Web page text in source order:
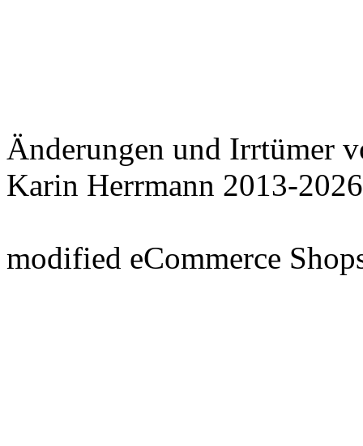
Änderungen und Irrtümer
Karin Herrmann 2013-2026
modified eCommerce